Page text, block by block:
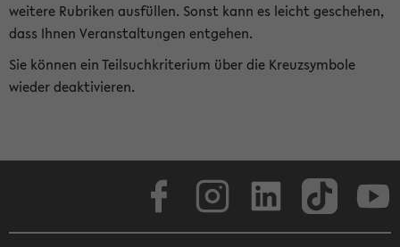
weitere Rubriken ausfüllen. Sonst kann es leicht geschehen,
dass Ihnen Veranstaltungen entgehen.
Sie können ein Teilsuchkriterium über die Kreuzsymbole
wieder deaktivieren.